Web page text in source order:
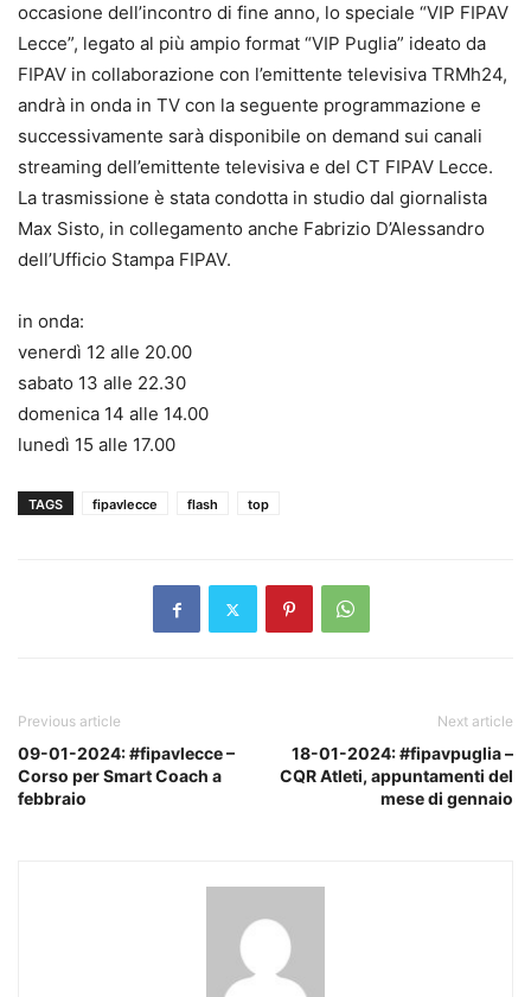
occasione dell’incontro di fine anno, lo speciale “VIP FIPAV
Lecce”, legato al più ampio format “VIP Puglia” ideato da
FIPAV in collaborazione con l’emittente televisiva TRMh24,
andrà in onda in TV con la seguente programmazione e
successivamente sarà disponibile on demand sui canali
streaming dell’emittente televisiva e del CT FIPAV Lecce.
La trasmissione è stata condotta in studio dal giornalista
Max Sisto, in collegamento anche Fabrizio D’Alessandro
dell’Ufficio Stampa FIPAV.
in onda:
venerdì 12 alle 20.00
sabato 13 alle 22.30
domenica 14 alle 14.00
lunedì 15 alle 17.00
TAGS fipavlecce flash top
Previous article
09-01-2024: #fipavlecce –
Corso per Smart Coach a
febbraio
Next article
18-01-2024: #fipavpuglia –
CQR Atleti, appuntamenti del
mese di gennaio